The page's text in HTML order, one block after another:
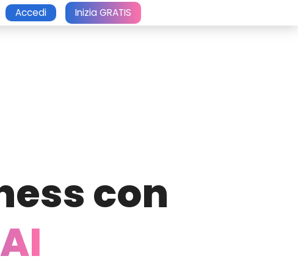
Accedi Inizia GRATIS
con